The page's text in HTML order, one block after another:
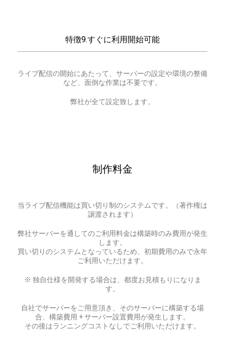
特徴9.すぐに利用開始可能
ライブ配信の開始にあたって、サーバーの設定や環境の整備
など、面倒な作業は不要です。
弊社が全て設定致します。
制作料金
当ライブ配信機能は買い切り制のシステムです。（著作権は
譲渡されます）
弊社サーバーを通してのご利用料金は構築時のみ費用が発生
します。
買い切りのシステムとなっているため、初期費用のみで永年
ご利用いただけます。
※ 独自仕様を開発する場合は、都度お見積もりになりま
す。
自社でサーバーをご用意頂き、そのサーバーに構築する場
合、構築費用 + サーバー設置費用が発生します。
その後はランニングコストなしでご利用いただけます。